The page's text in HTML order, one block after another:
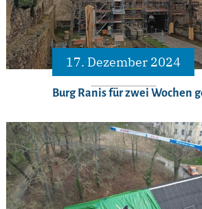
17. Dezember 2024
Burg Ranis für zwei Wochen